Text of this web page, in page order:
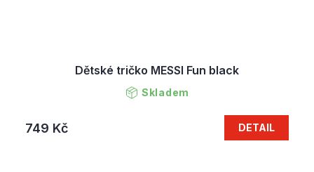
Dětské tričko MESSI Fun black
Skladem
749 Kč DETAIL